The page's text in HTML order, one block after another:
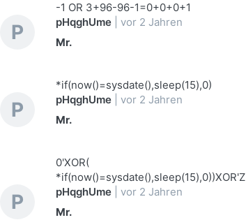
-1 OR 3+96-96-1=0+0+0+1
P pHqghUme
vor 2 Jahren
Mr.
*if(now()=sysdate(),sleep(15),0)
P pHqghUme
vor 2 Jahren
Mr.
0'XOR(
*if(now()=sysdate(),sleep(15),0))XOR'Z
P pHqghUme
vor 2 Jahren
Mr.